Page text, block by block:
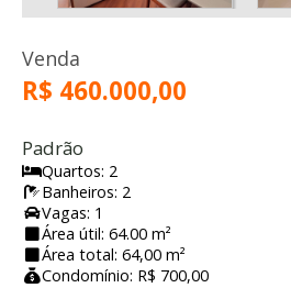
Venda
R$ 460.000,00
Padrão
Quartos: 2
Banheiros: 2
Vagas: 1
Área útil: 64.00 m²
Área total: 64,00 m²
Condomínio: R$ 700,00